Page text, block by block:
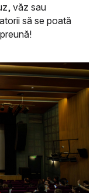
văz sau
să se poată